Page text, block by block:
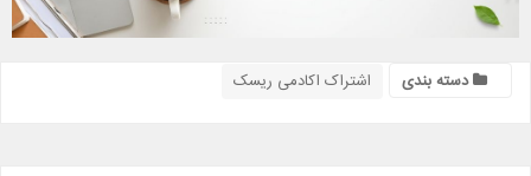
دسته بندی اشتراک اکادمی ریسک